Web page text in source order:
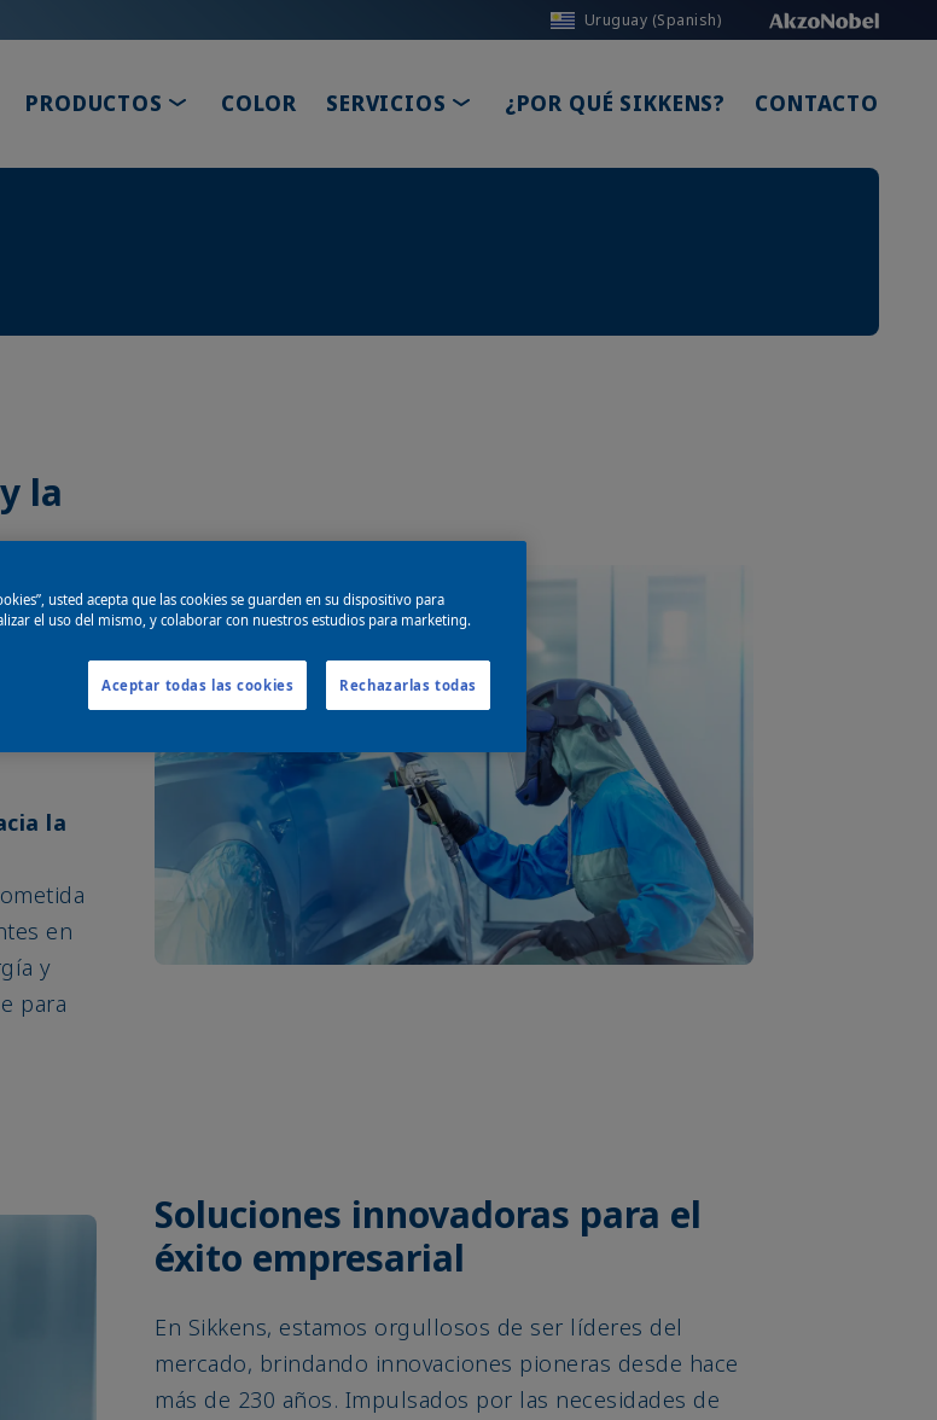
Uruguay (Spanish)
PRODUCTOS TOGGLE DROPDOWN
COLOR SERVICIOS TOGGLE DROPDOWN
¿POR QUÉ SIKKENS? CONTACTO
la
a
la
en
y
para
Soluciones innovadoras para el
éxito empresarial
En Sikkens, estamos orgullosos de ser líderes del
mercado, brindando innovaciones pioneras desde hace
más de 230 años. Impulsados por las necesidades de
usted acepta que las cookies se guarden en su dispositivo para
el uso del mismo, y colaborar con nuestros estudios para marketing.
Rechazarlas todas
Aceptar todas las cookies